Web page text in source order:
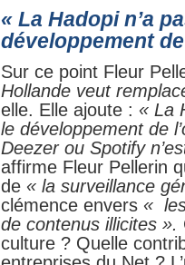
« La Hadopi n’a
développement
Sur ce point Fleur
Hollande veut
elle. Elle ajoute : « La
le développement de
Deezer ou Spotify
affirme Fleur Pellerin
de« la surveillance
clémence envers «
de contenus illicites ».
culture ? Quelle